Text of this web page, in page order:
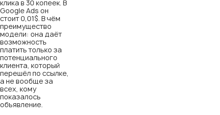
клика в 30 копеек. В
Google Ads он
стоит 0,01$. В чём
преимущество
модели: она даёт
возможность
платить только за
потенциального
клиента, который
перешёл по ссылке,
а не вообще за
всех, кому
показалось
объявление.